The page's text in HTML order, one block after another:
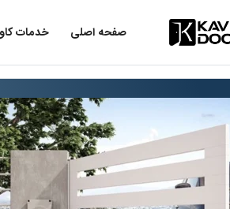
صفحه اصلی خدمات